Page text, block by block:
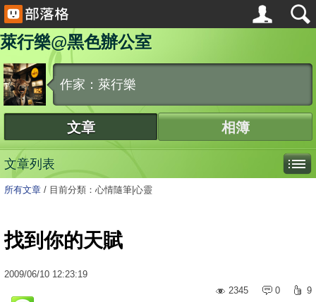
萊行樂@黑色辦公室
作家：萊行樂
文章 相簿
文章列表
所有文章 / 目前分類：心情隨筆|心靈
找到你的天賦
2009/06/10 12:23:19
2345
0 9